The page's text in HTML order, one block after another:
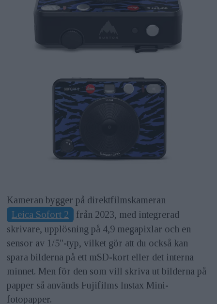
Kameran bygger på direktfilmskameran
Leica Sofort 2
från 2023, med integrerad
skrivare, upplösning på 4,9 megapixlar och en
sensor av 1/5"-typ, vilket gör att du också kan
spara bilderna på ett mSD-kort eller det interna
minnet. Men för den som vill skriva ut bilderna på
papper så används Fujifilms Instax Mini-
fotopapper.